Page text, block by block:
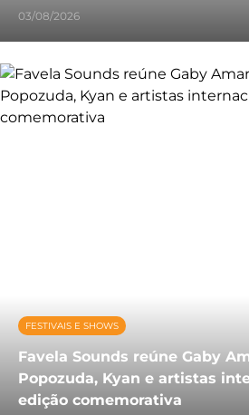
03/08/2026
FESTIVAIS E SHOWS
Favela Sounds reúne Gaby
Popozuda, Kyan e artistas
edição comemorativa